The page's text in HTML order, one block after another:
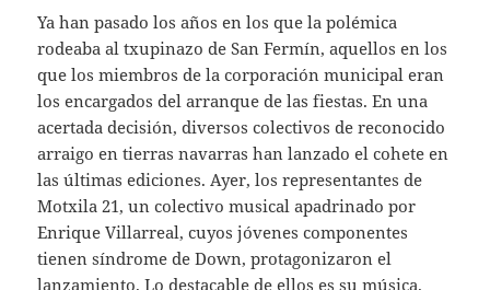
Ya han pasado los años en los que la polémica
rodeaba al txupinazo de San Fermín, aquellos en los
que los miembros de la corporación municipal eran
los encargados del arranque de las fiestas. En una
acertada decisión, diversos colectivos de reconocido
arraigo en tierras navarras han lanzado el cohete en
las últimas ediciones. Ayer, los representantes de
Motxila 21, un colectivo musical apadrinado por
Enrique Villarreal, cuyos jóvenes componentes
tienen síndrome de Down, protagonizaron el
lanzamiento. Lo destacable de ellos es su música.